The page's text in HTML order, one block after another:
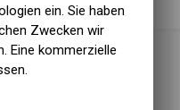
ein. Sie haben
Zwecken wir
Eine kommerzielle